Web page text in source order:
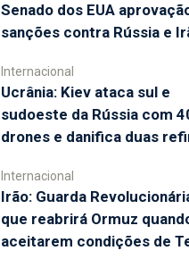
Senado dos EUA
sanções contra Rússia e
Internacional
Ucrânia: Kiev ataca sul e
sudoeste da Rússia com
drones e danifica duas
Internacional
Irão: Guarda
que reabrirá Ormuz
aceitarem condições de